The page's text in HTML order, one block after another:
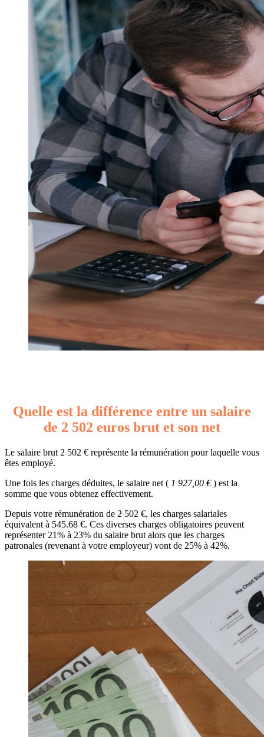
Quelle est la différence entre un salaire
de 2 502 euros brut et son net
Le salaire brut 2 502 € représente la rémunération pour laquelle vous
êtes employé.
Une fois les charges déduites, le salaire net ( 1 927,00 €) est la
somme que vous obtenez effectivement.
Depuis votre rémunération de 2 502 €, les charges salariales
équivalent à 545.68 €. Ces diverses charges obligatoires peuvent
représenter 21% à 23% du salaire brut alors que les charges
patronales (revenant à votre employeur) vont de 25% à 42%.